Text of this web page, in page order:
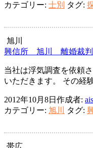
カテゴリー: 士別 タグ:
旭川
興信所 旭川 離婚裁判
当社は浮気調査を依頼
いただきます。 その経
2012年10月8日 作成者:
カテゴリー: 旭川 タグ: